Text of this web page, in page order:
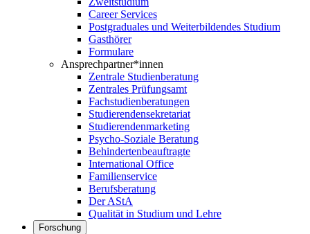
Career Services
Postgraduales und Weiterbildendes Studium
Gasthörer
Formulare
Ansprechpartner*innen
Zentrale Studienberatung
Zentrales Prüfungsamt
Fachstudienberatungen
Studierendensekretariat
Studierendenmarketing
Psycho-Soziale Beratung
Behindertenbeauftragte
International Office
Familienservice
Berufsberatung
Der AStA
Qualität in Studium und Lehre
Forschung